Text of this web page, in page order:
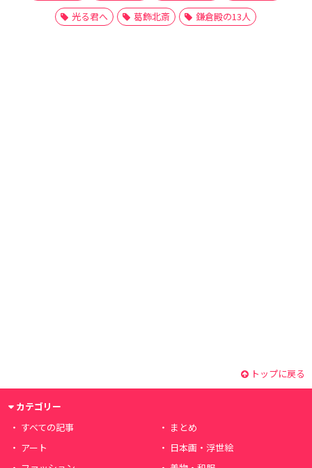
光る君へ
葛飾北斎 鎌倉殿の13人
トップに戻る
カテゴリー
すべての記事
まとめ
アート
日本画・浮世絵